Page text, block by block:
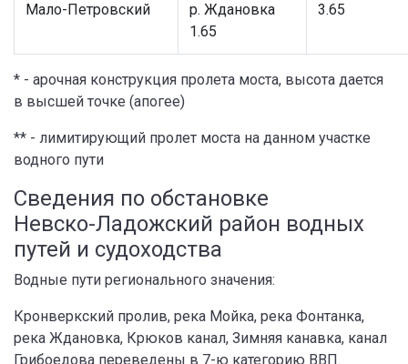
Мало-Петровский
р. Ждановка
1.65
3.65
* - арочная конструкция пролета моста, высота дается
в высшей точке (апогее)
** - лимитирующий пролет моста на данном участке
водного пути
Сведения по обстановке
Невско-Ладожский район водных
путей и судоходства
Водные пути регионального значения:
Кронверкский пролив, река Мойка, река Фонтанка,
река Ждановка, Крюков канал, Зимняя канавка, канал
Грибоедова переведены в 7-ю категорию ВВП.